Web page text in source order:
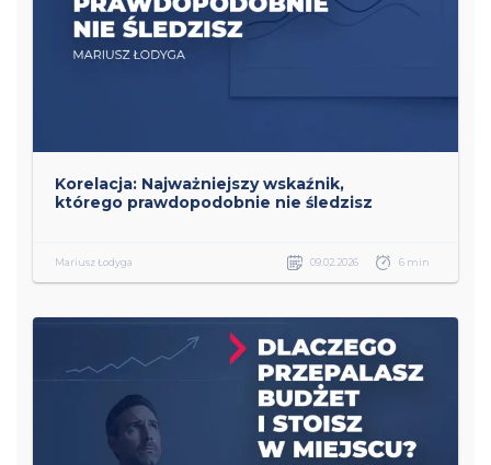
Korelacja: Najważniejszy wskaźnik,
którego prawdopodobnie nie śledzisz
Mariusz Łodyga 09.02.2026 6 min